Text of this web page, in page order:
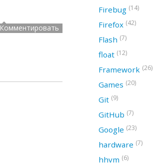
Комментировать
Firebug (14)
Firefox (42)
Flash (7)
float (12)
Framework (26)
Games (20)
Git (9)
GitHub (7)
Google (23)
hardware (7)
hhvm (6)